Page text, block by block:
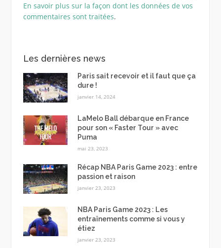
En savoir plus sur la façon dont les données de vos
commentaires sont traitées.
Les dernières news
Paris sait recevoir et il faut que ça
dure !
janvier 14, 2024
LaMelo Ball débarque en France
pour son « Faster Tour » avec
Puma
mai 23, 2023
Récap NBA Paris Game 2023 : entre
passion et raison
janvier 23, 2023
NBA Paris Game 2023 : Les
entraînements comme si vous y
étiez
janvier 23, 2023